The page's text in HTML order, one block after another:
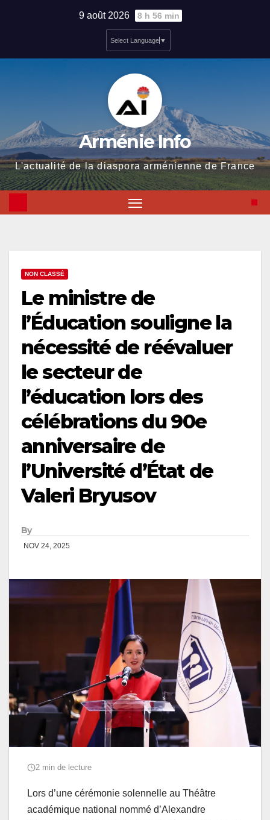
9 août 2026 8 h 56 min
Select Language ▼
Arménie Info
L'actualité de la diaspora arménienne de France
NON CLASSÉ
Le ministre de
l’Éducation souligne la
nécessité de réévaluer
le secteur de
l’éducation lors des
célébrations du 90e
anniversaire de
l’Université d’État de
Valeri Bryusov
By
NOV 24, 2025
2 min de lecture
Lors d’une cérémonie solennelle au Théâtre
académique national nommé d’Alexandre